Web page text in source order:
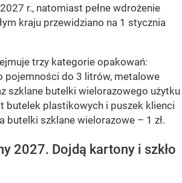
r., natomiast pełne wdrożenie
kraju przewidziano na 1 stycznia
trzy kategorie opakowań:
pojemności do 3 litrów, metalowe
szklane butelki wielorazowego użytku
butelek plastikowych i puszek klienci
butelki szklane wielorazowe – 1 zł.
2027. Dojdą kartony i szkło